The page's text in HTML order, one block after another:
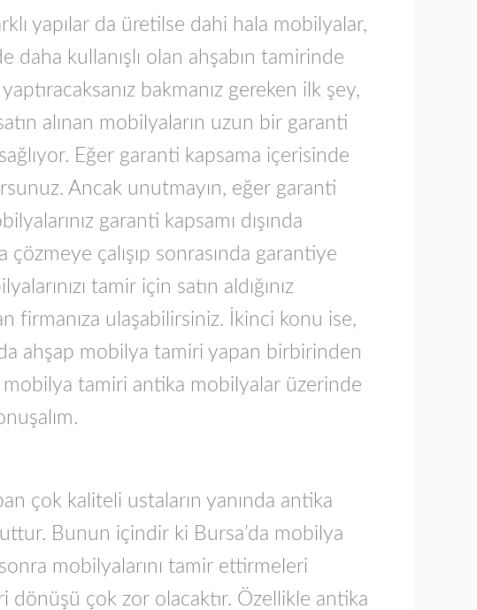
yapılar da üretilse dahi hala mobilyalar,
daha kullanışlı olan ahşabın tamirinde
bakmanız gereken ilk şey,
alınan mobilyaların uzun bir garanti
Eğer garanti kapsama içerisinde
Ancak unutmayın, eğer garanti
garanti kapsamı dışında
çözmeye çalışıp sonrasında garantiye
tamir için satın aldığınız
firmanıza ulaşabilirsiniz. İkinci konu ise,
ahşap mobilya tamiri yapan birbirinden
tamiri antika mobilyalar üzerinde
çok kaliteli ustaların yanında antika
Bunun içindir ki Bursa’da mobilya
mobilyalarını tamir ettirmeleri
dönüşü çok zor olacaktır. Özellikle antika